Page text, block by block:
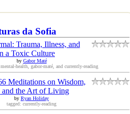
da Sofia
Trauma, Illness, and
a Toxic Culture
by Gabor Maté
health, gabor-maté, and currently-reading
Meditations on Wisdom,
and the Art of Living
by Ryan Holiday
tagged: currently-reading